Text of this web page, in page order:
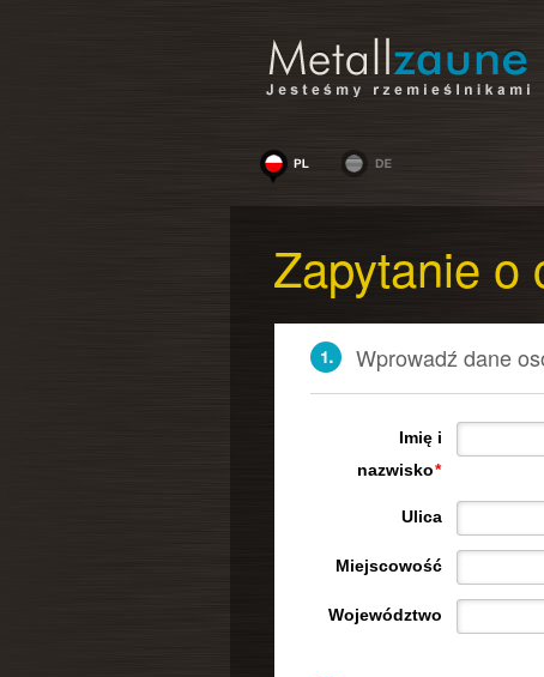
Zapytanie o
Wprowadź dane
Imię i
nazwisko*
Ulica
Miejscowość
Województwo